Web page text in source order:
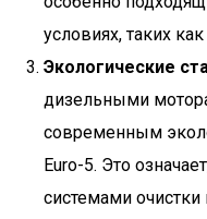
условиях, таких
Экологические
дизельными
современным
Euro-5. Это
системами